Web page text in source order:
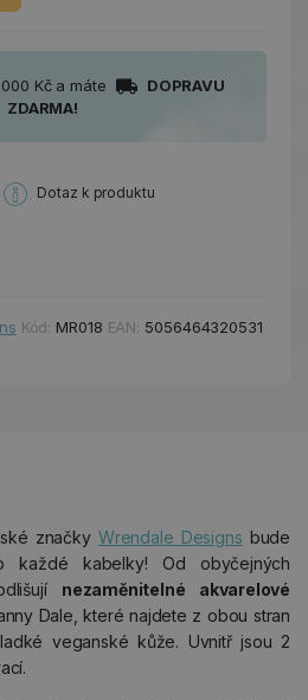
Kč a máte
DOPRAVU
ZDARMA!
Dotaz k produktu
Kód: MR018 EAN: 5056464320531
značky Wrendale Designs bude
každé kabelky! Od obyčejných
nezaměnitelné akvarelové
Dale, které najdete z obou stran
veganské kůže. Uvnitř jsou 2